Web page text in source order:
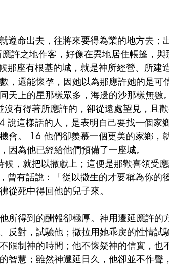
遵命出去，往將來要得為業的地方去；
許之地作客，好像在異地居住帳篷，
那座有根基的城，就是神所經營、所建
，還能懷孕，因她以為那應許她的是可
天上的星那樣眾多，海邊的沙那樣無數。
有得著所應許的，卻從遠處望見，且
說這樣話的人，是表明自己要找一個家
會。 16 他們卻羨慕一個更美的家鄉，
因為他已經給他們預備了一座城。
，就把以撒獻上；這便是那歡喜領受
曾有話說：「從以撒生的才要稱為你的
從死中得回他的兒子來。
所得到的酬報卻極厚。神用遷延應許的
反對，試驗他；撒拉用她乖戾的性情試
限制神的時間；他不懷疑神的信實，也
智慧；雖然神遷延日久，他卻並不作聲